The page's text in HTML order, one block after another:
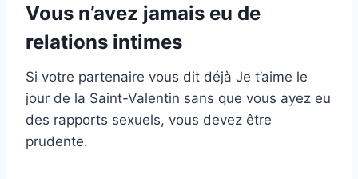
Vous n’avez jamais eu de
relations intimes
Si votre partenaire vous dit déjà Je t’aime le
jour de la Saint-Valentin sans que vous ayez eu
des rapports sexuels, vous devez être
prudente.